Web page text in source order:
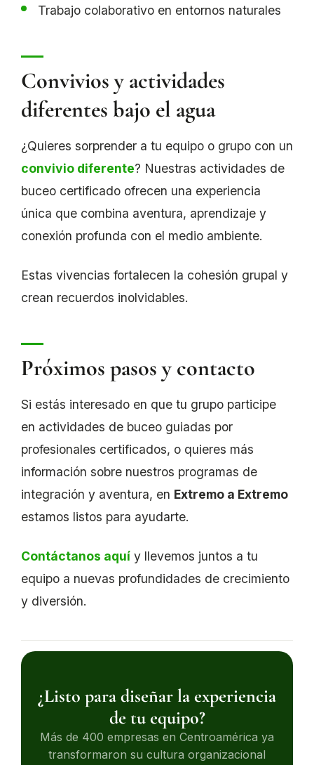
Trabajo colaborativo en entornos naturales
Convivios y actividades
diferentes bajo el agua
¿Quieres sorprender a tu equipo o grupo con un
convivio diferente? Nuestras actividades de
buceo certificado ofrecen una experiencia
única que combina aventura, aprendizaje y
conexión profunda con el medio ambiente.
Estas vivencias fortalecen la cohesión grupal y
crean recuerdos inolvidables.
Próximos pasos y contacto
Si estás interesado en que tu grupo participe
en actividades de buceo guiadas por
profesionales certificados, o quieres más
información sobre nuestros programas de
integración y aventura, en Extremo a Extremo
estamos listos para ayudarte.
Contáctanos aquí y llevemos juntos a tu
equipo a nuevas profundidades de crecimiento
y diversión.
¿Listo para diseñar la experiencia
de tu equipo?
Más de 400 empresas en Centroamérica ya
transformaron su cultura organizacional